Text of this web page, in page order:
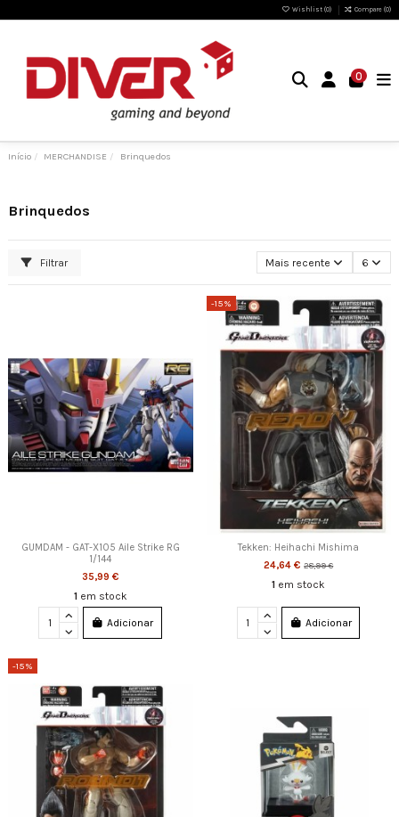
Wishlist (0) Compare (0)
0
Início MERCHANDISE Brinquedos
Brinquedos
Filtrar Mais recente 6
GUMDAM - GAT-X105 Aile Strike RG
1/144
35,99 €
1 em stock
Adicionar
-15%
Tekken: Heihachi Mishima
24,64 €28,99 €
1 em stock
Adicionar
-15%